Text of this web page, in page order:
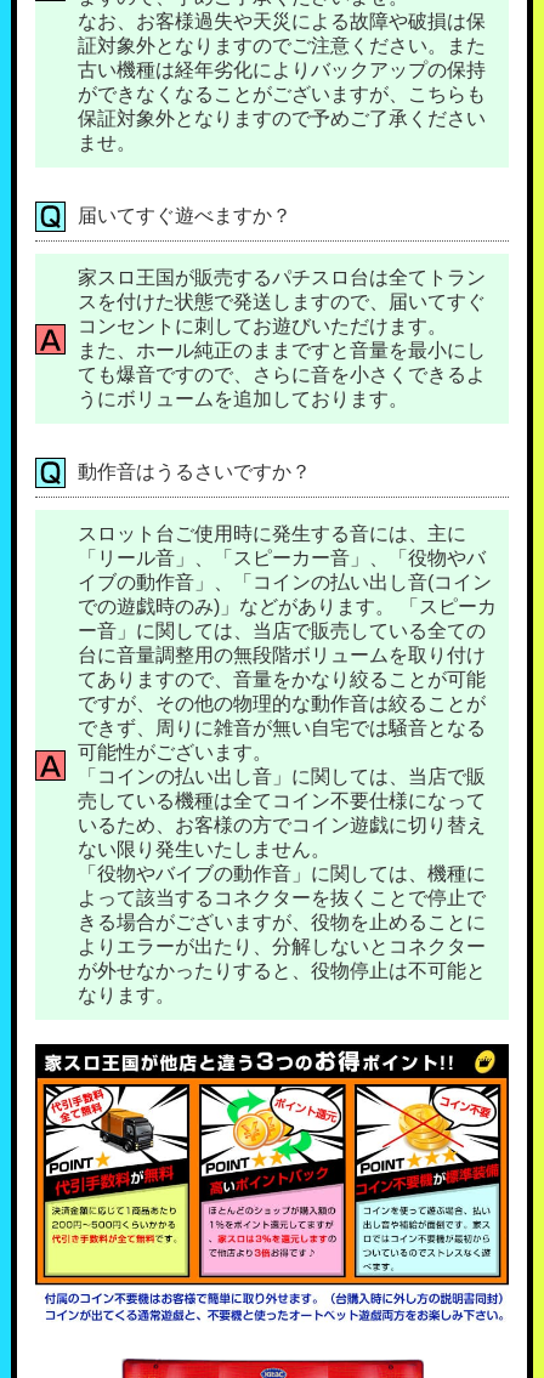
なお、お客様過失や天災による故障や破損は保
証対象外となりますのでご注意ください。また
古い機種は経年劣化によりバックアップの保持
ができなくなることがございますが、こちらも
保証対象外となりますので予めご了承ください
ませ。
届いてすぐ遊べますか？
家スロ王国が販売するパチスロ台は全てトラン
スを付けた状態で発送しますので、届いてすぐ
コンセントに刺してお遊びいただけます。
また、ホール純正のままですと音量を最小にし
ても爆音ですので、さらに音を小さくできるよ
うにボリュームを追加しております。
動作音はうるさいですか？
スロット台ご使用時に発生する音には、主に
「リール音」、「スピーカー音」、「役物やバ
イブの動作音」、「コインの払い出し音(コイン
での遊戯時のみ)」などがあります。 「スピーカ
ー音」に関しては、当店で販売している全ての
台に音量調整用の無段階ボリュームを取り付け
てありますので、音量をかなり絞ることが可能
ですが、その他の物理的な動作音は絞ることが
できず、周りに雑音が無い自宅では騒音となる
可能性がございます。
「コインの払い出し音」に関しては、当店で販
売している機種は全てコイン不要仕様になって
いるため、お客様の方でコイン遊戯に切り替え
ない限り発生いたしません。
「役物やバイブの動作音」に関しては、機種に
よって該当するコネクターを抜くことで停止で
きる場合がございますが、役物を止めることに
よりエラーが出たり、分解しないとコネクター
が外せなかったりすると、役物停止は不可能と
なります。